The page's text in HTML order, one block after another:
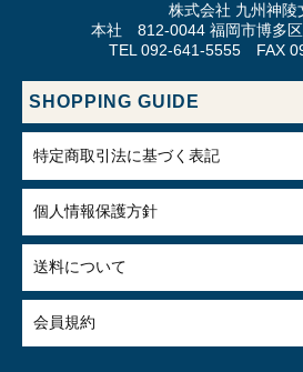
株式会社 九州神陵
本社 812-0044 福岡市博多
TEL 092-641-5555 FAX
SHOPPING GUIDE
特定商取引法に基づく表記
個人情報保護方針
送料について
会員規約